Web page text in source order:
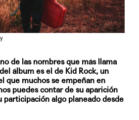
de las nombres que más llama
álbum es el de Kid Rock, un
que muchos se empeñan en
puedes contar de su aparición
participación algo planeado desde